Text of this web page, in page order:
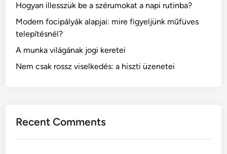
Hogyan illesszük be a szérumokat a napi rutinba?
Modern focipályák alapjai: mire figyeljünk műfüves
telepítésnél?
A munka világának jogi keretei
Nem csak rossz viselkedés: a hiszti üzenetei
Recent Comments